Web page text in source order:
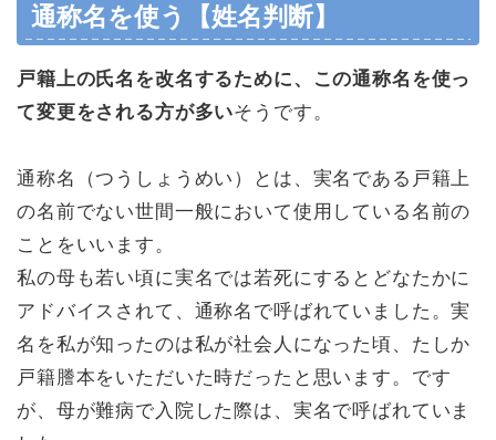
通称名を使う【姓名判断】
戸籍上の氏名を改名するために、この通称名を使っ
て変更をされる方が多いそうです。
通称名（つうしょうめい）とは、 実名である 戸籍上
の名前でない世間一般において使用している名前の
ことをいいます。
私の母も若い頃に実名では若死にするとどなたかに
アドバイスされて、通称名で呼ばれていました。実
名を私が知ったのは私が社会人になった頃、たしか
戸籍謄本をいただいた時だったと思います。です
が、母が難病で入院した際は、実名で呼ばれていま